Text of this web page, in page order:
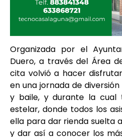
Organizada por el
Duero, a través del Área
cita volvió a hacer
en una jornada de
y baile, y durante la cual
estelar, donde todos los
ella para dar rienda suelta
y dar así a conocer los